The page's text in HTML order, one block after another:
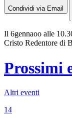
Condividi via Email
Il 6gennaoo alle
Cristo Redentore di
Prossimi
Altri eventi
14